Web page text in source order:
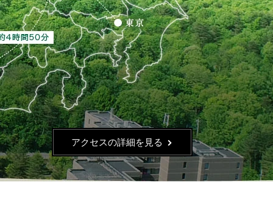
アクセスの詳細を見る